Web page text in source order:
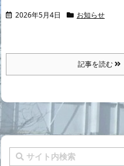
2026年5月4日 お知らせ
記事を読む